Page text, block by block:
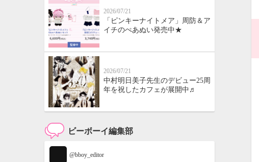
2026/07/21
「ピンキーナイトメア」周防＆ア
イチのぺあぬい発売中★
2026/07/21
中村明日美子先生のデビュー25周
年を祝したカフェが展開中♬
ビーボーイ編集部
@bboy_editor